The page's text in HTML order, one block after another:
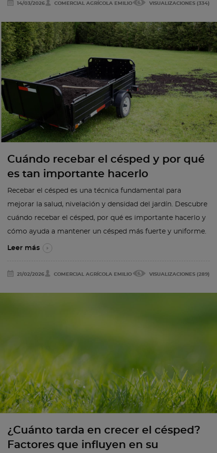
14/03/2026 COMERCIAL AGRÍCOLA EMILIO VISUALIZACIONES (334)
Cuándo recebar el césped y por qué
es tan importante hacerlo
Recebar el césped es una técnica fundamental para
mejorar la salud, nivelación y densidad del jardín. Descubre
cuándo recebar el césped, por qué es importante hacerlo y
cómo ayuda a mantener un césped más fuerte y uniforme.
Leer más
21/02/2026 COMERCIAL AGRÍCOLA EMILIO VISUALIZACIONES (289)
¿Cuánto tarda en crecer el césped?
Factores que influyen en su